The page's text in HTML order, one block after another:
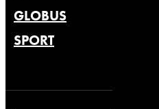
GLOBUS
SPORT